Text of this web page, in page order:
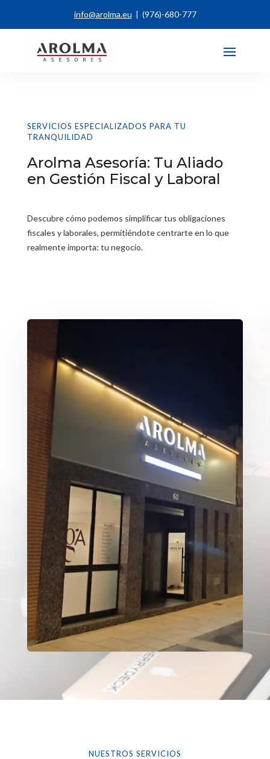
info@arolma.eu | (976)-680-777
SERVICIOS ESPECIALIZADOS PARA TU
TRANQUILIDAD
Arolma Asesoría: Tu Aliado
en Gestión Fiscal y Laboral
Descubre cómo podemos simplificar tus obligaciones
fiscales y laborales, permitiéndote centrarte en lo que
realmente importa: tu negocio.
NUESTROS SERVICIOS